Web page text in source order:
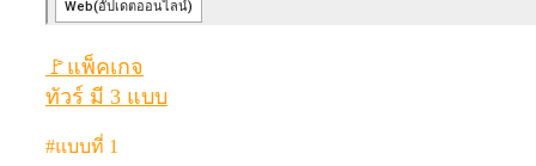
🚩แพ็คเกจ
ทัวร์ มี 3 แบบ
#แบบที่ 1